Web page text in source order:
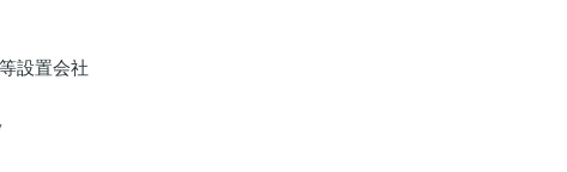
設置会社